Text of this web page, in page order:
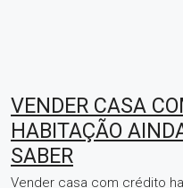
VENDER CASA
HABITAÇÃO
SABER
Vender casa com crédito